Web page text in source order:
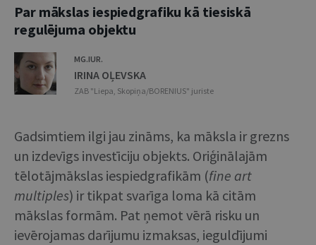
Par mākslas iespiedgrafiku kā tiesiskā
regulējuma objektu
MG.IUR.
IRINA OĻEVSKA
ZAB "Liepa, Skopiņa/BORENIUS" juriste
Gadsimtiem ilgi jau zināms, ka māksla ir grezns
un izdevīgs investīciju objekts. Oriģinālajām
tēlotājmākslas iespiedgrafikām (fine art
multiples) ir tikpat svarīga loma kā citām
mākslas formām. Pat ņemot vērā risku un
ievērojamas darījumu izmaksas, ieguldījumi